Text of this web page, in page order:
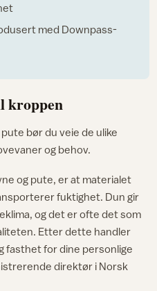
med Downpass-
kroppen
bør du veie de ulike
og behov.
og pute, er at materialet
fuktighet. Dun gir
og det er ofte det som
Etter dette handler
fasthet for dine personlige
direktør i Norsk